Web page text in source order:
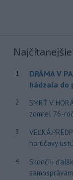
Najčítanejšie
1
DRÁMA V
hádzala do
2
SMRŤ V
zomrel 76-
3
VEĽKÁ
horúčavy
4
Skončili